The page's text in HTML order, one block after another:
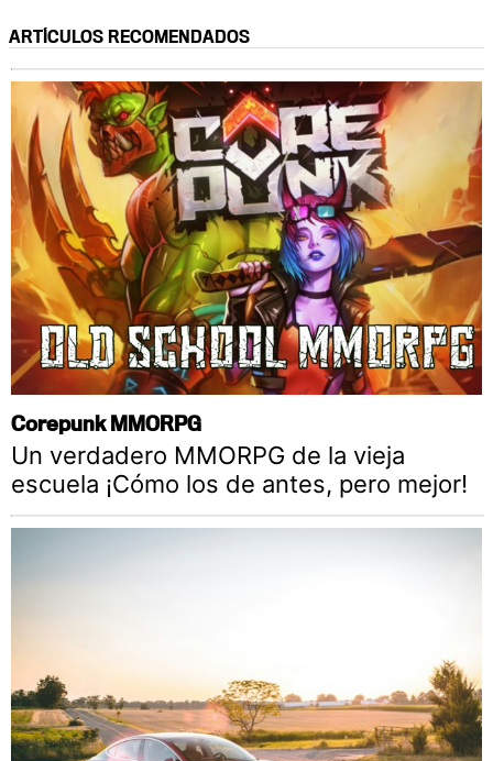
ARTÍCULOS RECOMENDADOS
Corepunk MMORPG
Un verdadero MMORPG de la vieja
escuela ¡Cómo los de antes, pero mejor!